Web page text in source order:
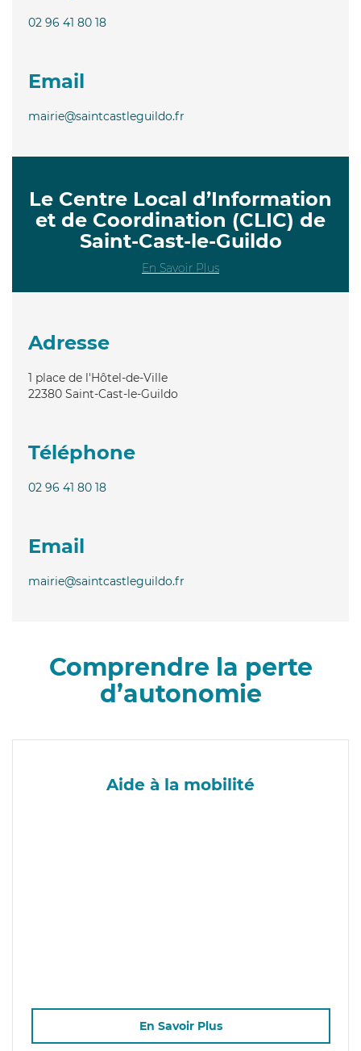
02 96 41 80 18
Email
mairie@saintcastleguildo.fr
Le Centre Local d’Information
et de Coordination (CLIC) de
Saint-Cast-le-Guildo
En Savoir Plus
Adresse
1 place de l'Hôtel-de-Ville
22380 Saint-Cast-le-Guildo
Téléphone
02 96 41 80 18
Email
mairie@saintcastleguildo.fr
Comprendre la perte
d’autonomie
Aide à la mobilité
En Savoir Plus